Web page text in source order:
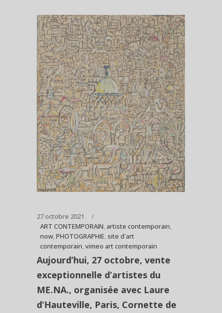
27 octobre 2021
ART CONTEMPORAIN, artiste contemporain,
now,PHOTOGRAPHIE,site d'art
contemporain,vimeo art contemporain
Aujourd’hui, 27 octobre, vente
exceptionnelle d’artistes du
ME.NA., organisée avec Laure
d’Hauteville, Paris, Cornette de